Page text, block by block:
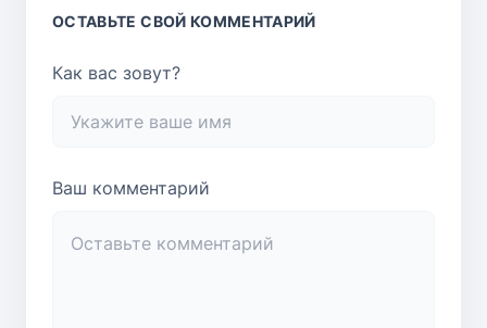
ОСТАВЬТЕ СВОЙ КОММЕНТАРИЙ
Как вас зовут?
Ваш комментарий